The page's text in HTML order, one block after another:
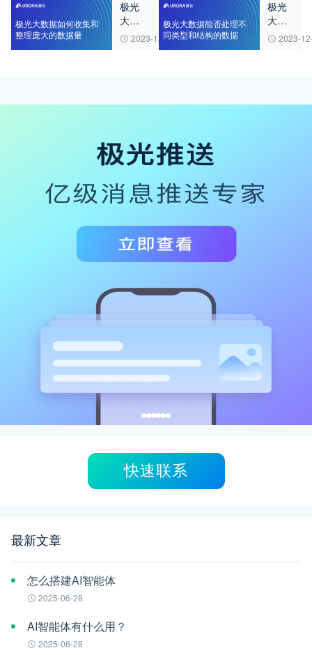
Push？
开发
者所
需的
极光大数据如何收集和
整理庞大的数据量
极光
大数
据如
的数
2023-12-23
极光大数据能否处理不
同类型和结构的数据
极光
大数
据能
结构
2023-
快速联系
最新文章
怎么搭建AI智能体
2025-06-28
AI智能体有什么用？
2025-06-28